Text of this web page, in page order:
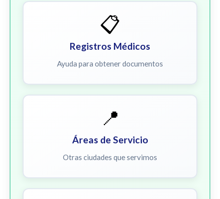
📋
Registros Médicos
Ayuda para obtener documentos
📍
Áreas de Servicio
Otras ciudades que servimos